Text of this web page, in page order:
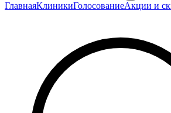
ГлавнаяКлиникиГолосованиеАкции и